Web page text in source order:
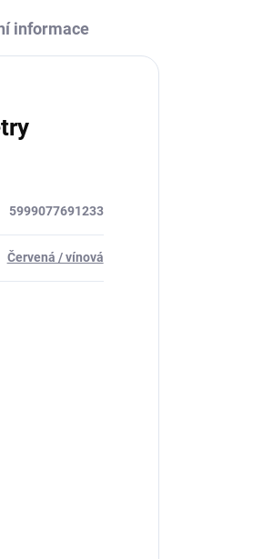
informace
5999077691233
Červená / vínová